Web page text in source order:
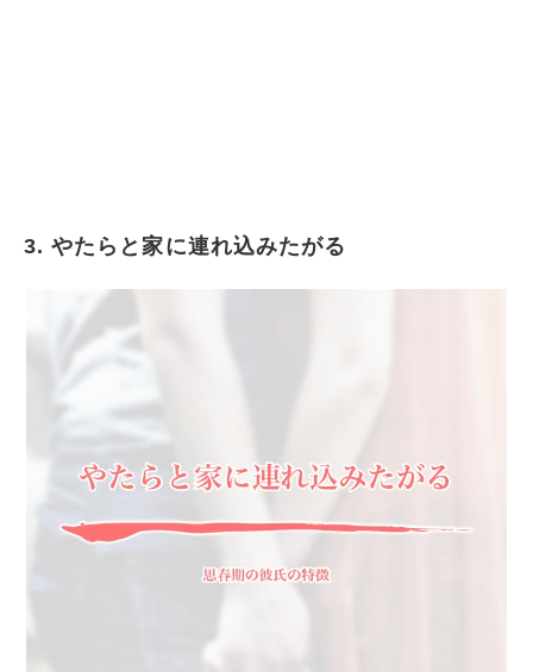
3. やたらと家に連れ込みたがる